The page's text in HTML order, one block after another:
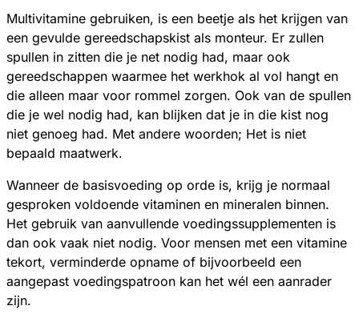
Multivitamine gebruiken, is een beetje als het krijgen van
een gevulde gereedschapskist als monteur. Er zullen
spullen in zitten die je net nodig had, maar ook
gereedschappen waarmee het werkhok al vol hangt en
die alleen maar voor rommel zorgen. Ook van de spullen
die je wel nodig had, kan blijken dat je in die kist nog
niet genoeg had. Met andere woorden; Het is niet
bepaald maatwerk.
Wanneer de basisvoeding op orde is, krijg je normaal
gesproken voldoende vitaminen en mineralen binnen.
Het gebruik van aanvullende voedingssupplementen is
dan ook vaak niet nodig. Voor mensen met een vitamine
tekort, verminderde opname of bijvoorbeeld een
aangepast voedingspatroon kan het wél een aanrader
zijn.